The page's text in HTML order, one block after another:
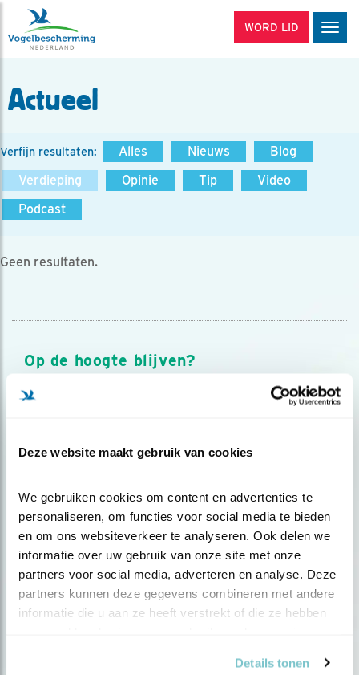
Deze website maakt gebruik van cookies
We gebruiken cookies om content en advertenties te
personaliseren, om functies voor social media te bieden
en om ons websiteverkeer te analyseren. Ook delen we
informatie over uw gebruik van onze site met onze
partners voor social media, adverteren en analyse. Deze
partners kunnen deze gegevens combineren met andere
informatie die u aan ze heeft verstrekt of die ze hebben
Details tonen
WORD LID
Actueel
Verfijn resultaten: Alles Nieuws
Blog
Verdieping
Opinie Tip
Video
Podcast
Geen resultaten.
Op de hoogte blijven?
Meld je aan en ontvang nieuws, inspiratie, acties en tips
over vogels en activiteiten van Vogelbescherming.